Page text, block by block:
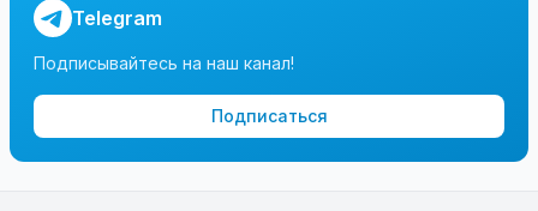
Telegram
Подписывайтесь на наш канал!
Подписаться